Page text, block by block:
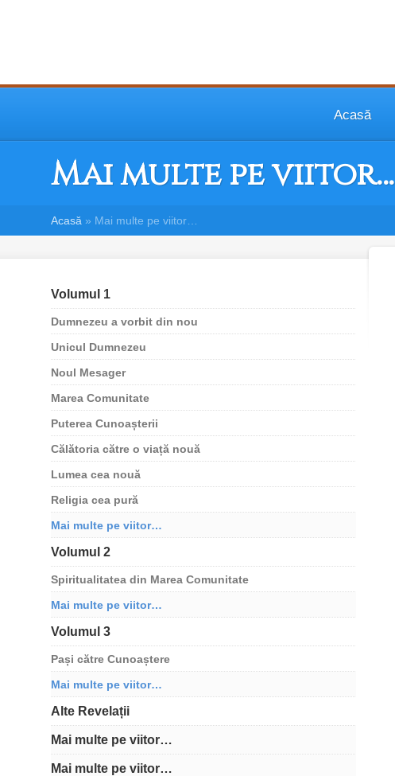
Acasă
Mai multe pe viitor…
Acasă » Mai multe pe viitor…
Volumul 1
Dumnezeu a vorbit din nou
Unicul Dumnezeu
Noul Mesager
Marea Comunitate
Puterea Cunoașterii
Călătoria către o viață nouă
Lumea cea nouă
Religia cea pură
Mai multe pe viitor…
Volumul 2
Spiritualitatea din Marea Comunitate
Mai multe pe viitor…
Volumul 3
Pași către Cunoaștere
Mai multe pe viitor…
Alte Revelații
Mai multe pe viitor…
Mai multe pe viitor…